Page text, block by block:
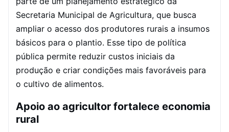
Secretaria Municipal de Agricultura, que busca
ampliar o acesso dos produtores rurais a insumos
básicos para o plantio. Esse tipo de política
pública permite reduzir custos iniciais da
produção e criar condições mais favoráveis para
o cultivo de alimentos.
Apoio ao agricultor fortalece economia
rural